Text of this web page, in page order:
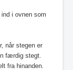
i ovnen som
når stegen er
færdig stegt.
fra hinanden.